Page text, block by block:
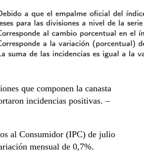
que componen la canasta
incidencias positivas. –
al Consumidor (IPC) de julio
mensual de 0,7%.